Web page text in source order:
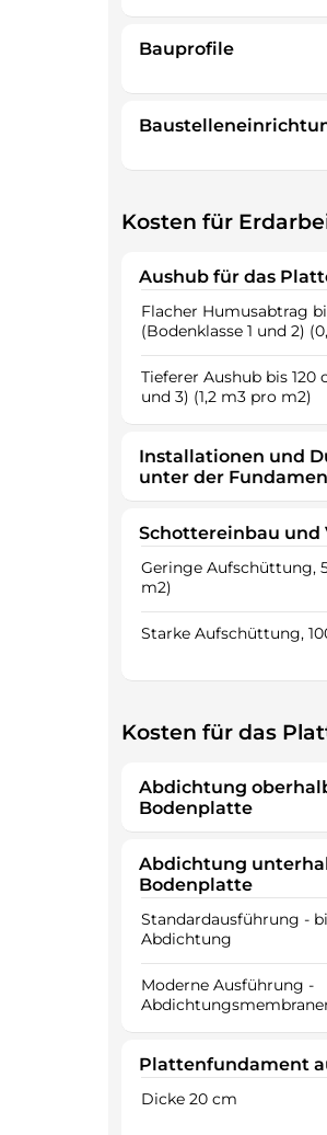
Bauprofile
Kosten für
Aushub für das
Flacher Humusabtrag
(Bodenklasse 1 und 2)
Tieferer Aushub bis 120
und 3) (1,2 m3 pro m2)
Installationen und
unter der
Schottereinbau und
Geringe Aufschüttung,
m2)
Starke Aufschüttung,
Kosten für das
Abdichtung
Bodenplatte
Abdichtung
Bodenplatte
Standardausführung -
Abdichtung
Moderne Ausführung -
Plattenfundament
Dicke 20 cm